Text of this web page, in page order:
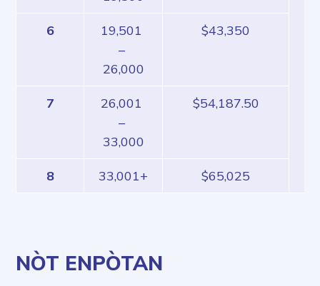
6
19,501
–
26,000
$43,350
7
26,001
–
33,000
$54,187.50
8 33,001+ $65,025
NÒT ENPÒTAN